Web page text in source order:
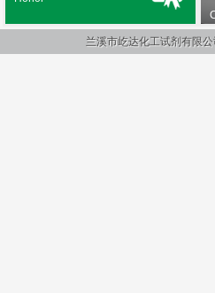
兰溪市屹达化工试剂有限公